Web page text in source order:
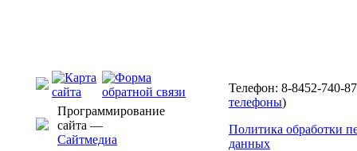
Программирование
сайта —
Сайтмедиа
Телефон: 8-8452-740-
телефоны)
Политика обработки
данных